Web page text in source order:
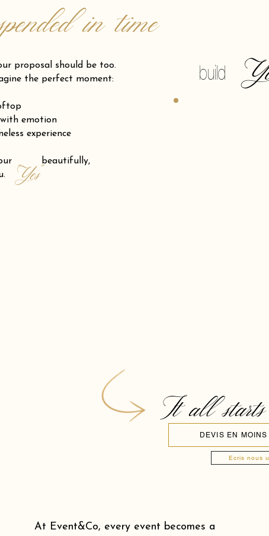
in time
should be too.
the perfect moment:
emotion
experience
your beautifully,
"Yes"
build
It all
Ecris nous
DEVIS EN
At Event&Co, every event becomes a